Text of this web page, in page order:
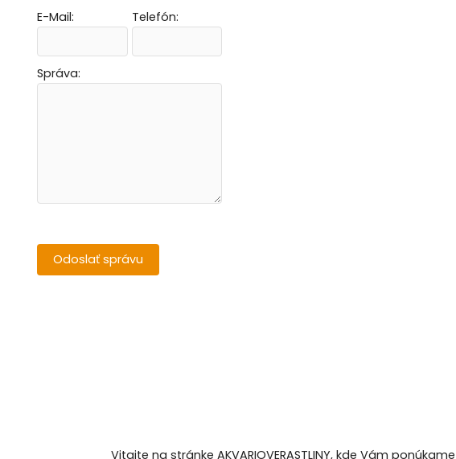
E-Mail:
Telefón:
Správa:
Vitajte na stránke AKVARIOVERASTLINY, kde Vám